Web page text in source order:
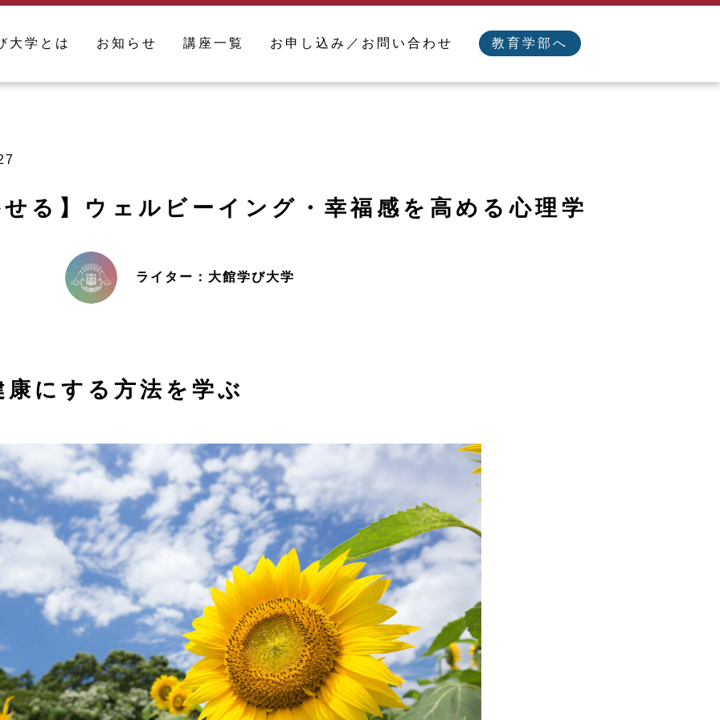
大学とは お知らせ 講座一覧 お申し込み／お問い合わせ 教育学部へ
る】ウェルビーイング・幸福感を高める心理学
ライター：大館学び大学
康にする方法を学ぶ